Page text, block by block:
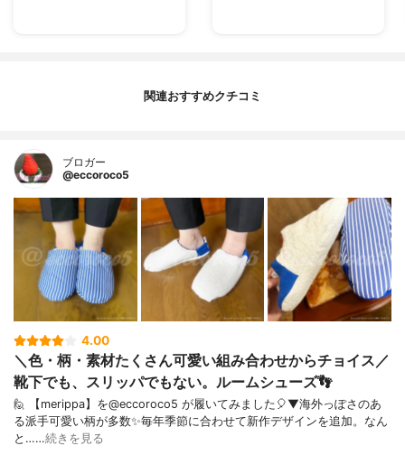
関連おすすめクチコミ
ブロガー
@eccoroco5
4.00
＼色・柄・素材たくさん可愛い組み合わせからチョイス／
靴下でも、スリッパでもない。ルームシューズ👣 ⁡
🙋 【merippa】を@eccoroco5 が履いてみました🎈⁡⁡⁡▼⁡海外っぽさのあ
る派手可愛い柄が多数✨⁡毎年季節に合わせて新作デザインを追加。⁡なん
と……続きを見る